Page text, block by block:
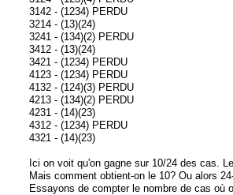
3142 - (1234) PERDU
3214 - (13)(24)
3241 - (134)(2) PERDU
3412 - (13)(24)
3421 - (1234) PERDU
4123 - (1234) PERDU
4132 - (124)(3) PERDU
4213 - (134)(2) PERDU
4231 - (14)(23)
4312 - (1234) PERDU
4321 - (14)(23)
Ici on voit qu'on gagne sur 10/24 des cas.
Mais comment obtient-on le 10? Ou alors
Essayons de compter le nombre de cas où